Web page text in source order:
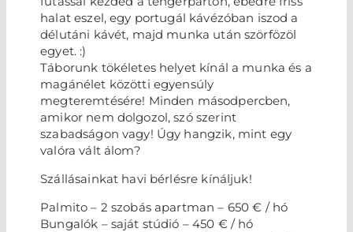
halat eszel, egy portugál kávézóban iszod a
délutáni kávét, majd munka után szörfözöl
egyet. :)
Táborunk tökéletes helyet kínál a munka és a
magánélet közötti egyensúly
megteremtésére! Minden másodpercben,
amikor nem dolgozol, szó szerint
szabadságon vagy! Úgy hangzik, mint egy
valóra vált álom?
Szállásainkat havi bérlésre kínáljuk!
Palmito – 2 szobás apartman – 650 € / hó
Bungalók – saját stúdió – 450 € / hó